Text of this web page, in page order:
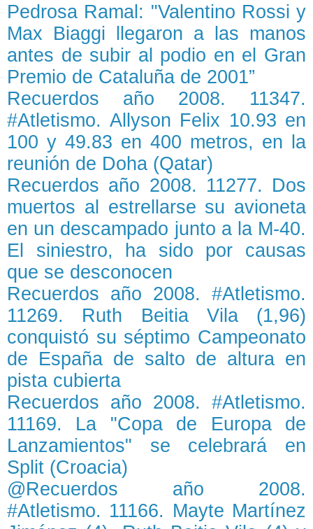
Pedrosa Ramal: "Valentino Rossi y
Max Biaggi llegaron a las manos
antes de subir al podio en el Gran
Premio de Cataluña de 2001”
Recuerdos año 2008. 11347.
#Atletismo. Allyson Felix 10.93 en
100 y 49.83 en 400 metros, en la
reunión de Doha (Qatar)
Recuerdos año 2008. 11277. Dos
muertos al estrellarse su avioneta
en un descampado junto a la M-40.
El siniestro, ha sido por causas
que se desconocen
Recuerdos año 2008. #Atletismo.
11269. Ruth Beitia Vila (1,96)
conquistó su séptimo Campeonato
de España de salto de altura en
pista cubierta
Recuerdos año 2008. #Atletismo.
11169. La "Copa de Europa de
Lanzamientos" se celebrará en
Split (Croacia)
@Recuerdos año 2008.
#Atletismo. 11166. Mayte Martínez